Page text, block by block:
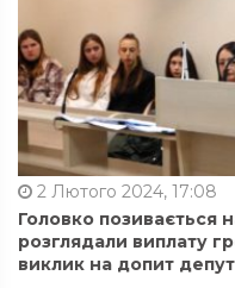
2 Лютого 2024, 17:08
Головко позивається
розглядали виплату
виклик на допит